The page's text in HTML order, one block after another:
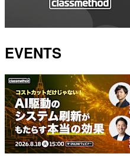
EVENTS